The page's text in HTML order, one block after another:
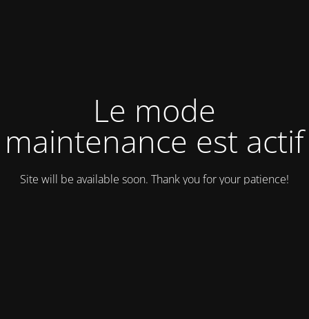
Le mode
maintenance est actif
Site will be available soon. Thank you for your patience!